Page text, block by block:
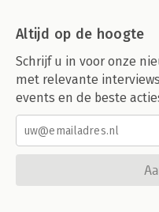
Altijd op de hoogte
Schrijf u in voor onze
met relevante
events en de beste